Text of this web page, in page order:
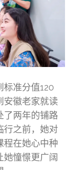
标准分值120
安徽老家就读
了两年的铺路
行之前，她对
程在她心中种
她憧憬更广阔